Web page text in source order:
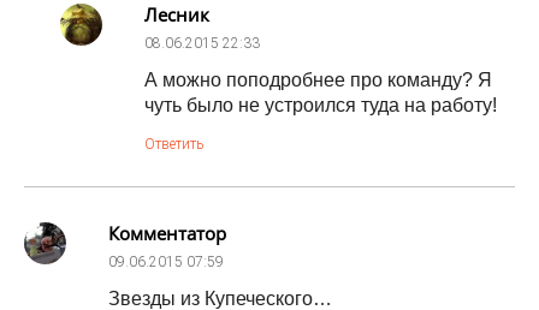
Лесник
08.06.2015 22:33
А можно поподробнее про команду? Я
чуть было не устроился туда на работу!
Ответить
Комментатор
09.06.2015 07:59
Звезды из Купеческого…